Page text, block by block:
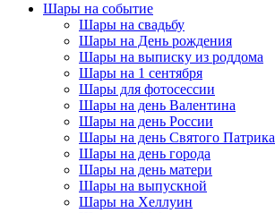
Шары на событие
Шары на свадьбу
Шары на День рождения
Шары на выписку из роддома
Шары на 1 сентября
Шары для фотосессии
Шары на день Валентина
Шары на день России
Шары на день Святого Патрика
Шары на день города
Шары на день матери
Шары на выпускной
Шары на Хеллуин